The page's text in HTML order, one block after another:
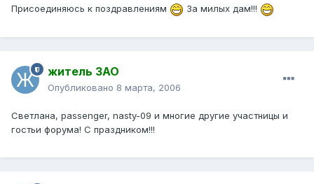
Присоединяюсь к поздравлениям За милых дам!!!
житель ЗАО
Опубликовано 8 марта, 2006
Светлана, passenger, nasty-09 и многие другие участницы и
гостьи форума! С праздником!!!